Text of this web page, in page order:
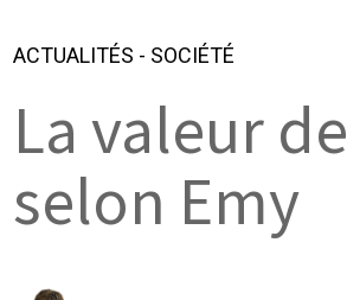
ACTUALITÉS - SOCIÉTÉ
La valeur
selon Emy